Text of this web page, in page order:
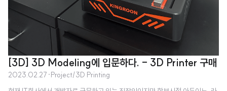
[3D] 3D Modeling에 입문하다. - 3D Printer 구매
2023.02.27 ·Project/3D Printing